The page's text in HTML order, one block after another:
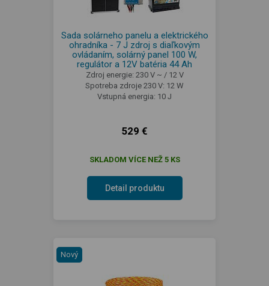
Sada solárneho panelu a elektrického
ohradníka - 7 J zdroj s diaľkovým
ovládaním, solárný panel 100 W,
regulátor a 12V batéria 44 Ah
Zdroj energie: 230 V ~ / 12 V
Spotreba zdroje 230 V: 12 W
Vstupná energia: 10 J
529 €
SKLADOM VÍCE NEŽ 5 KS
Detail produktu
Nový